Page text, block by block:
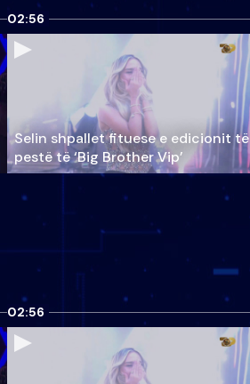
02:56
Selin shpallet fituese e edicionit të
pestë të ‘Big Brother Vip’
02:56